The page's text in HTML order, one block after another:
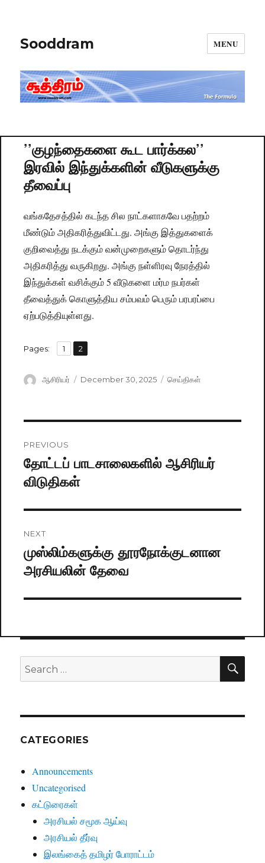
Sooddram MENU
’’குழந்தைகளை கூட பார்க்கல’’
இரவில் இந்துக்களின் வீடுகளுக்கு
தீவைப்பு
வங்கதேசத்தில் கடந்த சில நாட்களாகவே பதற்றம்
மீண்டும் அதிகரித்துவிட்டது. அங்கு இத்துகளைக்
குறிவைத்து நடக்கும் வன்முறைகளும் தொடர்ந்து
அதிகரித்து வருகிறது. அங்கு நள்ளிரவு நேரத்தில்
இந்துக்கள் வசிக்கும் 5 வீடுகளை மர்ம நபர்கள்
தீவைத்துக் கொளுத்திய சம்பவம் பெரும் பரபரப்பை
ஏற்படுத்தியுள்ளது.
Pages: Page
1 ,
Page
2
Author
ஆசிரியர்
Posted
December 30, 2025 Categories
செய்திகள்
navigation
PREVIOUS
Previous
post:
தோட்டப் பாடசாலைகளில் ஆசிரியர்
விடுதிகள்
NEXT
Next
post:
முஸ்லிம்களுக்கு தூரநோக்குடனான
அரசியலின் தேவை
Search
for:
CATEGORIES
Announcements
Uncategorised
கட்டுரைகள்
அரசியல் சமூக ஆய்வு
அரசியல் தீர்வு
இலங்கைத் தமிழர் போராட்டம்